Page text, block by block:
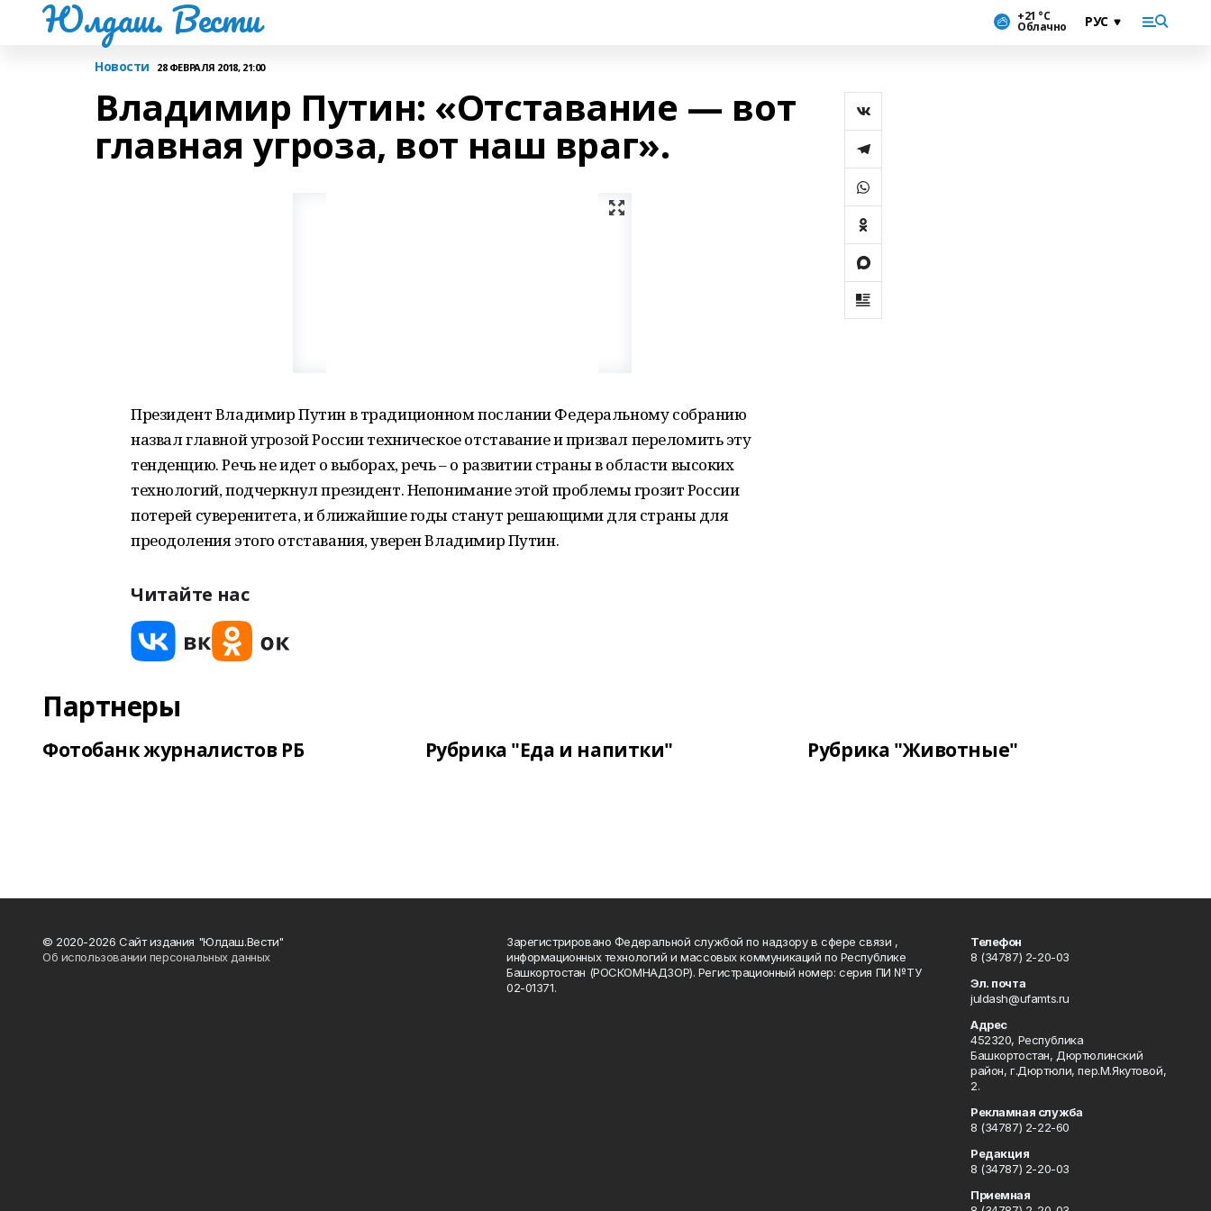
Юлдаш. Вести +21 °С
Облачно
Новости 28 ФЕВРАЛЯ 2018, 21:00
Владимир Путин: «Отставание — вот
главная угроза, вот наш враг».
Президент Владимир Путин в традиционном послании Федеральному собранию
назвал главной угрозой России техническое отставание и призвал переломить эту
тенденцию. Речь не идет о выборах, речь – о развитии страны в области высоких
технологий, подчеркнул президент. Непонимание этой проблемы грозит России
потерей суверенитета, и ближайшие годы станут решающими для страны для
преодоления этого отставания, уверен Владимир Путин.
Читайте нас
Партнеры
Фотобанк журналистов РБ Рубрика "Еда и напитки" Рубрика "Животные"
© 2020-2026 Сайт издания "Юлдаш.Вести"
Об использовании персональных данных
Зарегистрировано Федеральной службой по надзору в сфере связи ,
информационных технологий и массовых коммуникаций по Республике
Башкортостан (РОСКОМНАДЗОР). Регистрационный номер: серия ПИ №ТУ
02-01371.
Телефон
8 (34787) 2-20-03
Эл. почта
juldash@ufamts.ru
Адрес
452320, Республика
Башкортостан, Дюртюлинский
район, г.Дюртюли, пер.М.Якутовой,
2.
Рекламная служба
8 (34787) 2-22-60
Редакция
8 (34787) 2-20-03
Приемная